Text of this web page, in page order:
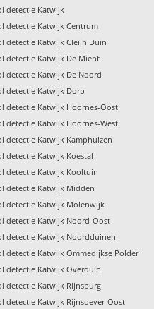
detectie Katwijk
detectie Katwijk Centrum
detectie Katwijk Cleijn Duin
detectie Katwijk De Mient
detectie Katwijk De Noord
detectie Katwijk Dorp
detectie Katwijk Hoornes-Oost
detectie Katwijk Hoornes-West
detectie Katwijk Kamphuizen
detectie Katwijk Koestal
detectie Katwijk Kooltuin
detectie Katwijk Midden
detectie Katwijk Molenwijk
detectie Katwijk Noord-Oost
detectie Katwijk Noordduinen
detectie Katwijk Ommedijkse Polder
detectie Katwijk Overduin
detectie Katwijk Rijnsburg
detectie Katwijk Rijnsoever-Oost